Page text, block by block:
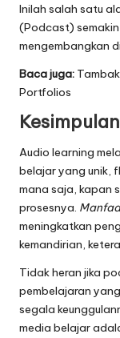
Inilah salah satu
(Podcast)
mengembangkan
Baca juga:
Portfolios
Kesimpulan
Audio learning
belajar yang unik,
mana saja, kapan
prosesnya.
meningkatkan
kemandirian,
Tidak heran jika
pembelajaran
segala
media belajar